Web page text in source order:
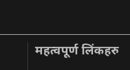
महत्वपूर्ण लिंकहरु